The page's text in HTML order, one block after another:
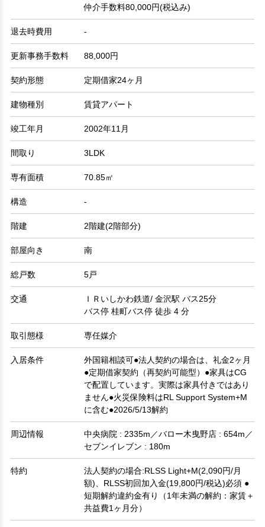
仲介手数料80,000円(税込み)
退去時費用 -
更新事務手数料 88,000円
契約形態 定期借家24ヶ月
建物種別 賃貸アパート
竣工年月 2002年11月
間取り 3LDK
専有面積 70.85㎡
構造 -
階建 2階建(2階部分)
部屋向き 南
総戸数 5戸
交通
ＩＲいしかわ鉄道/ 金沢駅 バス25分
バス停 桂町バス停 徒歩 4 分
取引態様 専任媒介
入居条件
外国籍相談可●法人契約の場合は、礼金2ヶ月
●定期借家契約（再契約可能型）●家具はCG
で配置しています。実際は家具付きではあり
ません●火災保険料はRL Support System+M
に含む●2026/5/13解約
周辺情報
中央病院 : 2335m／バロー木曳野店 : 654m／
セブンイレブン : 180m
特約
法人契約の場合:RLSS Light+M(2,090円/月
額)、RLSS初回加入金(19,800円/税込)必須 ●
短期解約違約金有り（1年未満の解約：家賃＋
共益費1ヶ月分）